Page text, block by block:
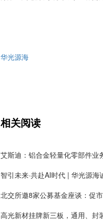
华光源海
相关阅读